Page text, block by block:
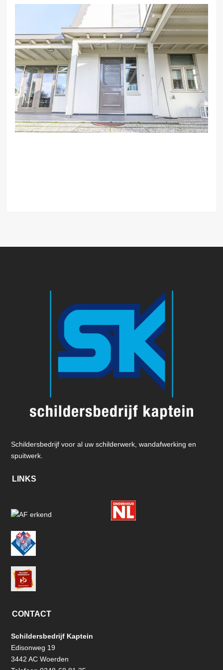
Schildersbedrijf voor al uw schilderwerk, wandafwerking en
spuitwerk.
LINKS
CONTACT
Schildersbedrijf Kaptein
Edisonweg 19
3442 AC Woerden